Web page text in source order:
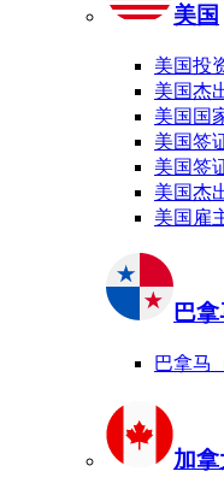
美国
美国投
美国杰
美国国
美国签
美国签
美国杰
美国雇
巴拿
巴拿马
加拿